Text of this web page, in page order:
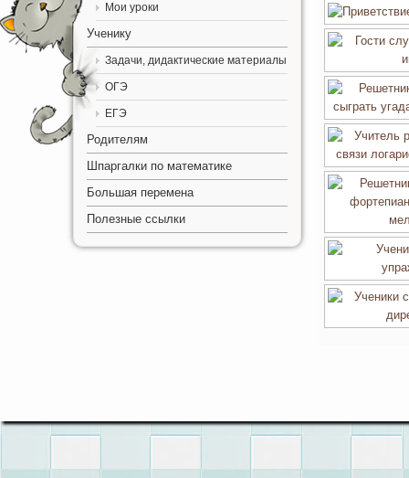
Мои уроки
Ученику
Задачи, дидактические материалы
ОГЭ
ЕГЭ
Родителям
Шпаргалки по математике
Большая перемена
Полезные ссылки